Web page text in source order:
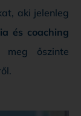
aki jelenleg
és coaching
meg őszinte